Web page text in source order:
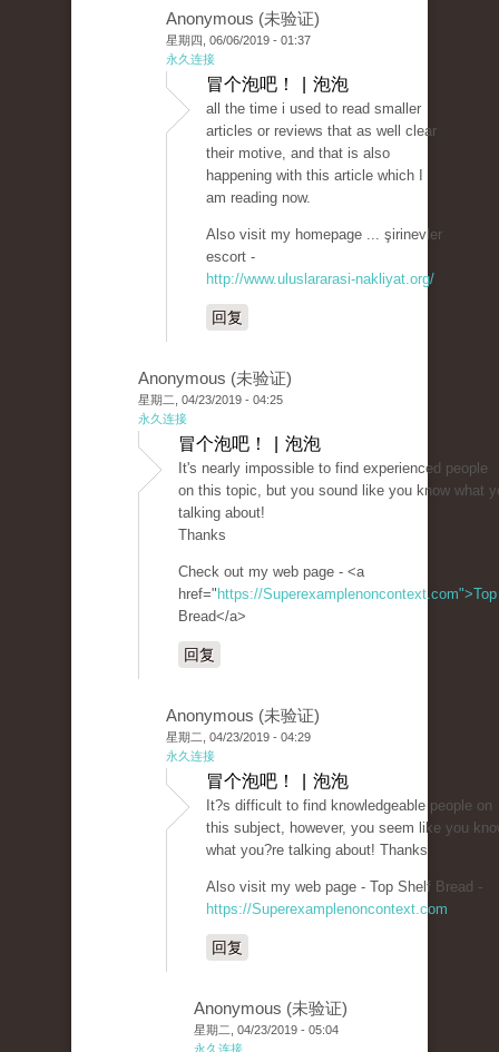
Anonymous (未验证)
星期四, 06/06/2019 - 01:37
永久连接
冒个泡吧！ | 泡泡
all the time i used to read smaller
articles or reviews that as well clear
their motive, and that is also
happening with this article which I
am reading now.
Also visit my homepage ... şirinevler
escort -
http://www.uluslararasi-nakliyat.org/
回复
Anonymous (未验证)
星期二, 04/23/2019 - 04:25
永久连接
冒个泡吧！ | 泡泡
It's nearly impossible to find experienced people
on this topic, but you sound like you know what
talking about!
Thanks
Check out my web page - <a
href=" https://Superexamplenoncontext.com">Top
Bread</a>
回复
Anonymous (未验证)
星期二, 04/23/2019 - 04:29
永久连接
冒个泡吧！ | 泡泡
It?s difficult to find knowledgeable people on
this subject, however, you seem like you
what you?re talking about! Thanks
Also visit my web page - Top Shelf Bread -
https://Superexamplenoncontext.com
回复
Anonymous (未验证)
星期二, 04/23/2019 - 05:04
永久连接